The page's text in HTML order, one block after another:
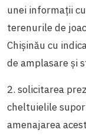
unei informații
terenurile de
Chișinău cu
de amplasare și
2. solicitarea
cheltuielile
amenajarea